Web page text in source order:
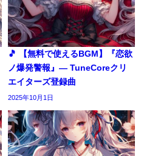
🎵 【無料で使えるBGM】『恋欲
ノ爆発警報』― TuneCoreクリ
エイターズ登録曲
2025年10月1日